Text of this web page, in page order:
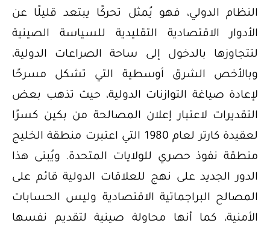
النظام الدولي، فهو يُمثل تحركًا يبتعد قليلًا عن
الأدوار الاقتصادية التقليدية للسياسة الصينية
لتتجاوزها بالدخول إلى ساحة الصراعات الدولية،
وبالأخص الشرق أوسطية التي تشكل مسرحًا
لإعادة صياغة التوازنات الدولية، حيث تذهب بعض
التقديرات لاعتبار إعلان المصالحة من بكين كسرًا
لعقيدة كارتر لعام 1980 التي اعتبرت منطقة الخليج
منطقة نفوذ حصري للولايات المتحدة. ويُبنى هذا
الدور الجديد على نهج للعلاقات الدولية قائم على
المصالح البراجماتية الاقتصادية وليس الحسابات
الأمنية، كما أنها محاولة صينية لتقديم نفسها